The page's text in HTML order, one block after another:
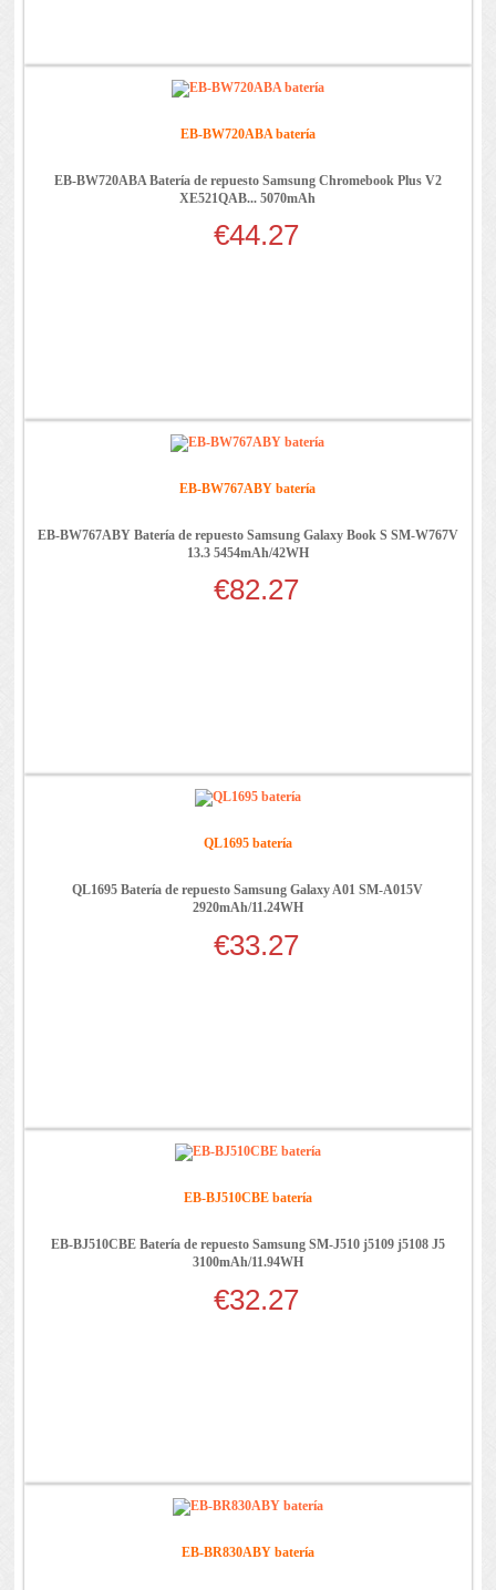
EB-BW720ABA batería
EB-BW720ABA Batería de repuesto Samsung Chromebook Plus V2
XE521QAB... 5070mAh
€44.27
EB-BW767ABY batería
EB-BW767ABY Batería de repuesto Samsung Galaxy Book S SM-W767V
13.3 5454mAh/42WH
€82.27
QL1695 batería
QL1695 Batería de repuesto Samsung Galaxy A01 SM-A015V
2920mAh/11.24WH
€33.27
EB-BJ510CBE batería
EB-BJ510CBE Batería de repuesto Samsung SM-J510 j5109 j5108 J5
3100mAh/11.94WH
€32.27
EB-BR830ABY batería